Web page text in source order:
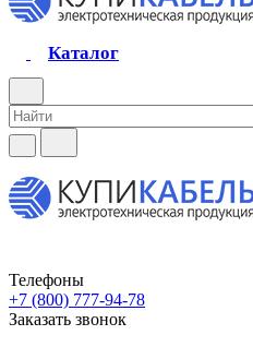
Каталог
Телефоны
+7 (800) 777-94-78
Заказать звонок